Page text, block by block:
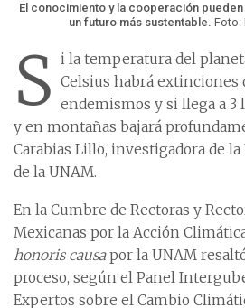
El conocimiento y la cooperación
un futuro más sustentable. Foto:
S i la temperatura del
Celsius habrá extinciones
endemismos y si llega a 3
y en montañas bajará
Carabias Lillo, investigadora de la
de la UNAM.
En la Cumbre de Rectoras y
Mexicanas por la Acción
honoris causapor la UNAM
proceso, según el Panel
Expertos sobre el Cambio